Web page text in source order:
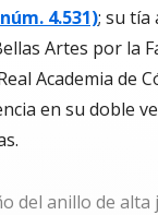
4.531); su tía
Artes por la
Academia de
en su doble
del anillo de